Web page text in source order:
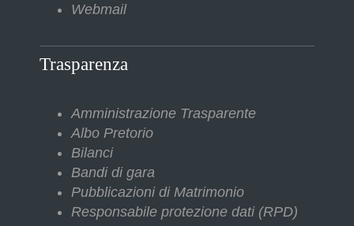
Webmail
Trasparenza
Amministrazione Trasparente
Albo Pretorio
Bilanci
Bandi di gara
Pubblicazioni di Matrimonio
Responsabile protezione dati (RPD)